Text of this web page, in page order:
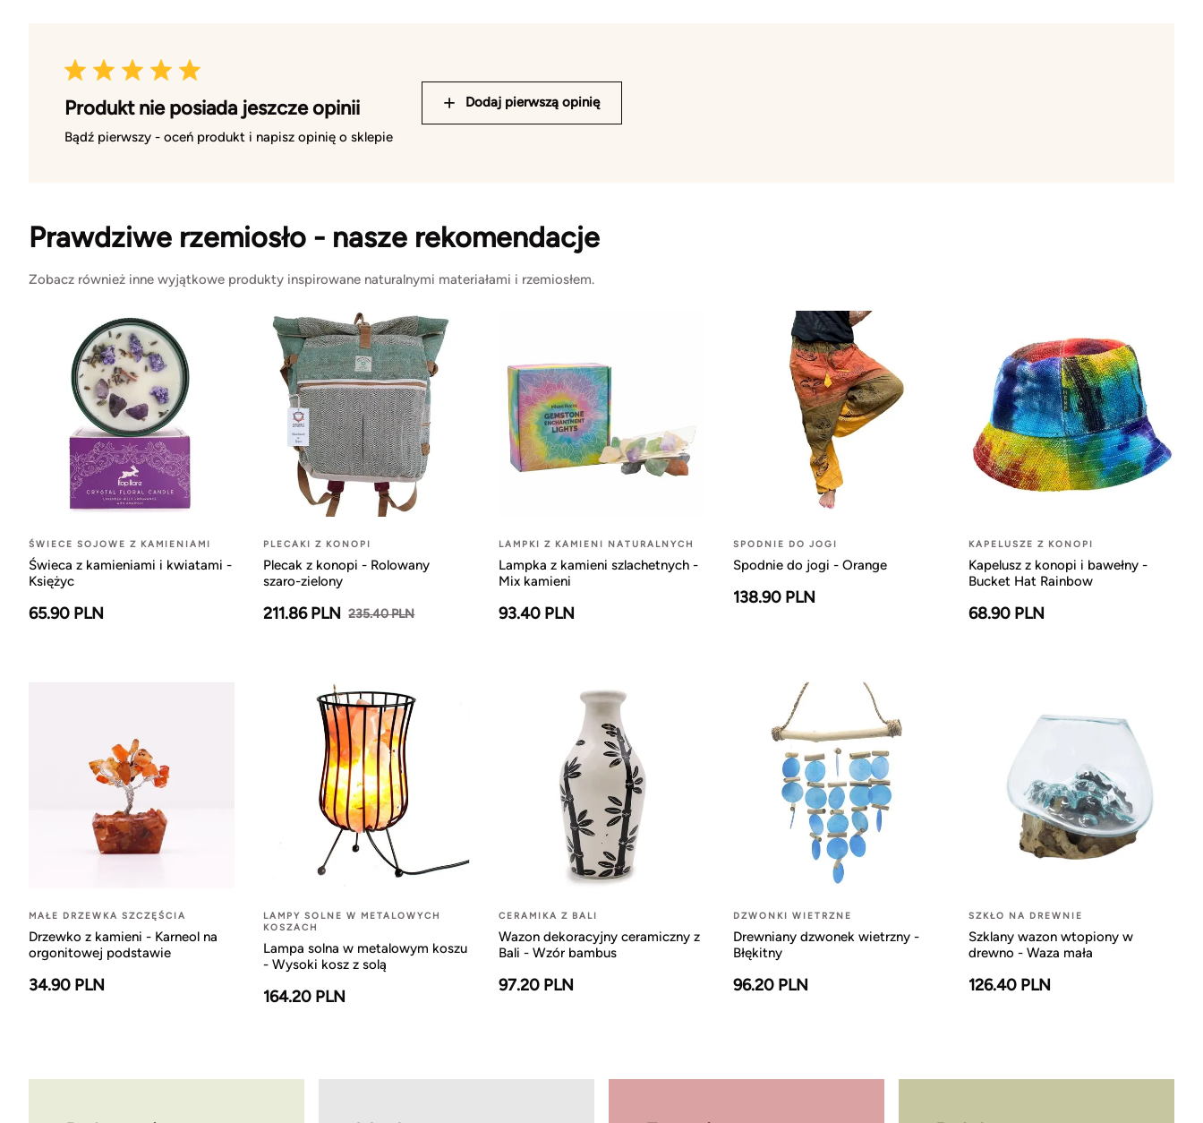
Produkt nie posiada jeszcze opinii
Bądź pierwszy - oceń produkt i napisz opinię o sklepie
Dodaj pierwszą opinię
Prawdziwe rzemiosło - nasze rekomendacje
Zobacz również inne wyjątkowe produkty inspirowane naturalnymi materiałami i rzemiosłem.
ŚWIECE SOJOWE Z KAMIENIAMI
Świeca z kamieniami i kwiatami -
Księżyc
65.90 PLN
PLECAKI Z KONOPI
Plecak z konopi - Rolowany
szaro-zielony
211.86 PLN 235.40 PLN
LAMPKI Z KAMIENI NATURALNYCH
Lampka z kamieni szlachetnych -
Mix kamieni
93.40 PLN
SPODNIE DO JOGI
Spodnie do jogi - Orange
138.90 PLN
KAPELUSZE Z KONOPI
Kapelusz z konopi i bawełny -
Bucket Hat Rainbow
68.90 PLN
MAŁE DRZEWKA SZCZĘŚCIA
Drzewko z kamieni - Karneol na
orgonitowej podstawie
34.90 PLN
LAMPY SOLNE W METALOWYCH
KOSZACH
Lampa solna w metalowym koszu
- Wysoki kosz z solą
164.20 PLN
CERAMIKA Z BALI
Wazon dekoracyjny ceramiczny z
Bali - Wzór bambus
97.20 PLN
DZWONKI WIETRZNE
Drewniany dzwonek wietrzny -
Błękitny
96.20 PLN
SZKŁO NA DREWNIE
Szklany wazon wtopiony w
drewno - Waza mała
126.40 PLN